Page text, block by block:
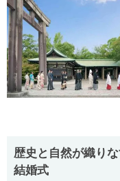
歴史と自然が織り
結婚式